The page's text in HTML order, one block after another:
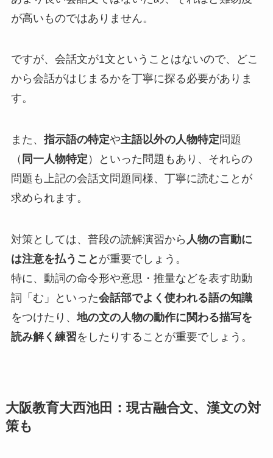
が高いものではありません。
ですが、会話文が1文ということはないので、どこ
から会話がはじまるかを丁寧に探る必要がありま
す。
また、 指示語の特定や主語以外の人物特定問題
（ 同一人物特定 ）といった問題もあり、それらの
問題も上記の会話文問題同様、丁寧に読むことが
求められます。
対策としては、普段の読解演習から 人物の言動に
は注意を払うこと が重要でしょう。
特に、動詞の命令形や意思・推量などを表す助動
詞「む」といった会話部でよく使われる語の知識
をつけたり、地の文の人物の動作に関わる描写を
読み解く練習をしたりすることが重要でしょう。
大阪教育大西池田：現古融合文、漢文の対
策も